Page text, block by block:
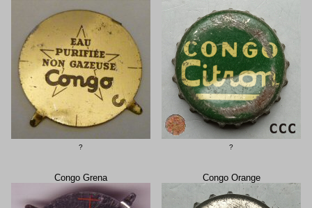
? ?
Congo Grena Congo Orange